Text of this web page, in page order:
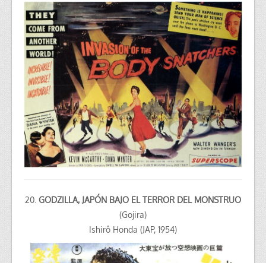
20. GODZILLA, JAPÓN BAJO EL TERROR DEL MONSTRUO
(Gojira)
Ishirô Honda (JAP, 1954)